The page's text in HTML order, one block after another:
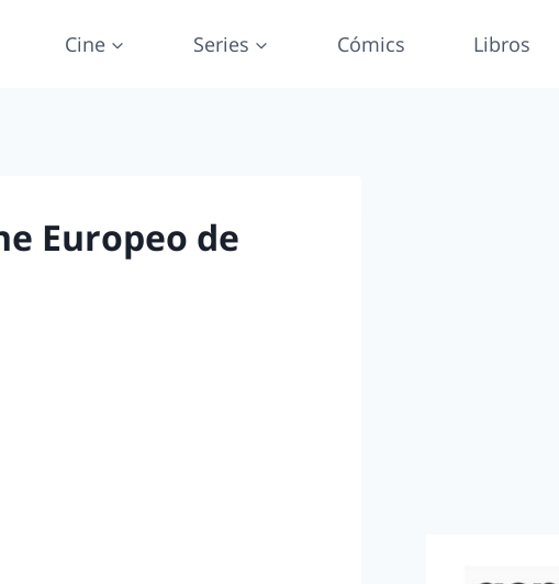
Cine Series Cómics Libros
Europeo de